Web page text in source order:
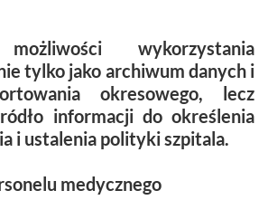
wykorzystania
tylko jako archiwum danych i
okresowego, lecz
informacji do określenia
i ustalenia polityki szpitala.
medycznego